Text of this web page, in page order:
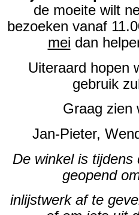
de moeite wilt
bezoeken vanaf
mei dan
Uiteraard hopen
gebruik
Graag zien
Jan-Pieter,
De winkel is tijdens
geopend
inlijstwerk af te